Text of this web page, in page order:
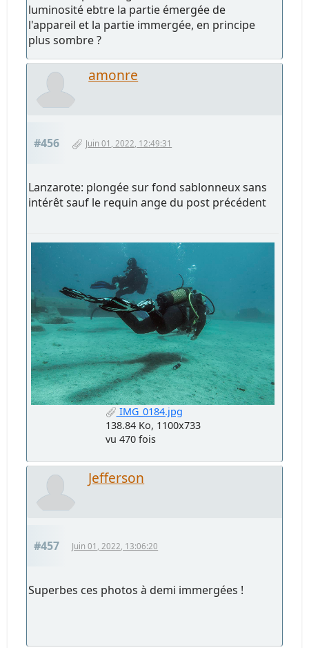
luminosité ebtre la partie émergée de
l'appareil et la partie immergée, en principe
plus sombre ?
amonre
#456 Juin 01, 2022, 12:49:31
Lanzarote: plongée sur fond sablonneux sans
intérêt sauf le requin ange du post précédent
IMG_0184.jpg
138.84 Ko, 1100x733
vu 470 fois
Jefferson
#457 Juin 01, 2022, 13:06:20
Superbes ces photos à demi immergées !